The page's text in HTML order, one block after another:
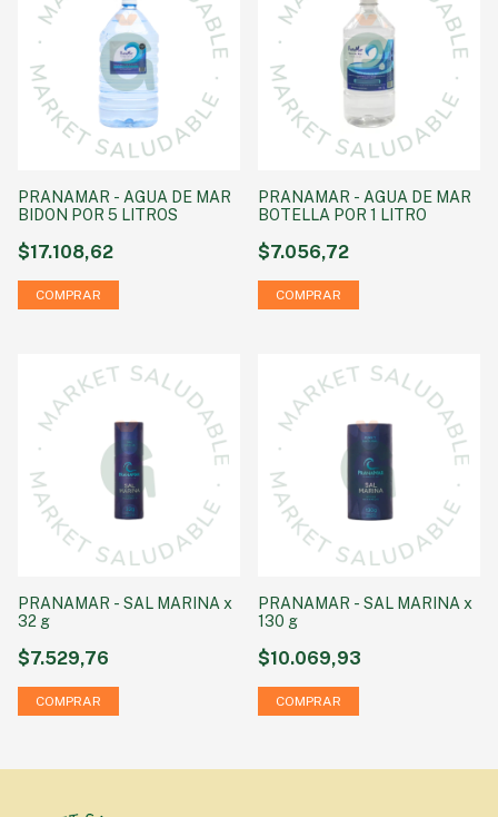
PRANAMAR - AGUA DE MAR
BIDON POR 5 LITROS
$17.108,62
PRANAMAR - AGUA DE MAR
BOTELLA POR 1 LITRO
$7.056,72
PRANAMAR - SAL MARINA x
32 g
$7.529,76
PRANAMAR - SAL MARINA x
130 g
$10.069,93